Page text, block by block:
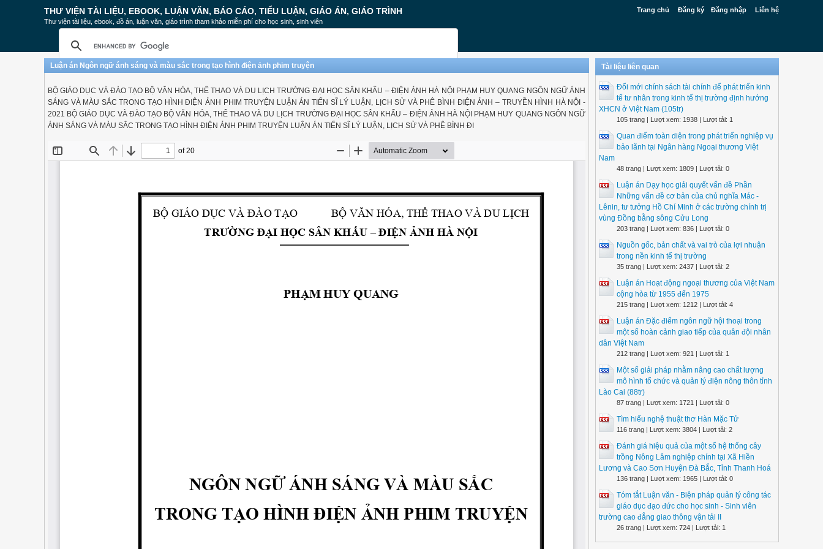
Trang chủ Đăng ký Đăng nhập Liên hệ
THƯ VIỆN TÀI LIỆU, EBOOK, LUẬN VĂN, BÁO CÁO, TIỂU LUẬN, GIÁO ÁN, GIÁO TRÌNH
Thư viện tài liệu, ebook, đồ án, luận văn, giáo trình tham khảo miễn phí cho học sinh, sinh viên
Luận án Ngôn ngữ ánh sáng và màu sắc trong tạo hình điện ảnh phim truyện
BỘ GIÁO DỤC VÀ ĐÀO TẠO BỘ VĂN HÓA, THỂ THAO VÀ DU LỊCH TRƯỜNG ĐẠI HỌC SÂN KHẤU – ĐIỆN ẢNH HÀ NỘI PHẠM HUY QUANG NGÔN NGỮ ÁNH
SÁNG VÀ MÀU SẮC TRONG TẠO HÌNH ĐIỆN ẢNH PHIM TRUYỆN LUẬN ÁN TIẾN SĨ LÝ LUẬN, LỊCH SỬ VÀ PHÊ BÌNH ĐIỆN ẢNH – TRUYỀN HÌNH HÀ NỘI -
2021 BỘ GIÁO DỤC VÀ ĐÀO TẠO BỘ VĂN HÓA, THỂ THAO VÀ DU LỊCH TRƯỜNG ĐẠI HỌC SÂN KHẤU – ĐIỆN ẢNH HÀ NỘI PHẠM HUY QUANG NGÔN NGỮ
ÁNH SÁNG VÀ MÀU SẮC TRONG TẠO HÌNH ĐIỆN ẢNH PHIM TRUYỆN LUẬN ÁN TIẾN SĨ LÝ LUẬN, LỊCH SỬ VÀ PHÊ BÌNH ĐI
Tài liệu liên quan
Đổi mới chính sách tài chính để phát triển kinh
tế tư nhân trong kinh tế thị trường định hướng
XHCN ở Việt Nam (105tr)
105 trang | Lượt xem: 1938 | Lượt tải: 1
Quan điểm toàn diện trong phát triển nghiệp vụ
bảo lãnh tại Ngân hàng Ngoại thương Việt
Nam
48 trang | Lượt xem: 1809 | Lượt tải: 0
Luận án Dạy học giải quyết vấn đề Phần
Những vấn đề cơ bản của chủ nghĩa Mác -
Lênin, tư tưởng Hồ Chí Minh ở các trường chính trị
vùng Đồng bằng sông Cửu Long
203 trang | Lượt xem: 836 | Lượt tải: 0
Nguồn gốc, bản chất và vai trò của lợi nhuận
trong nền kinh tế thị trường
35 trang | Lượt xem: 2437 | Lượt tải: 2
Luận án Hoạt động ngoại thương của Việt Nam
cộng hòa từ 1955 đến 1975
215 trang | Lượt xem: 1212 | Lượt tải: 4
Luận án Đặc điểm ngôn ngữ hội thoại trong
một số hoàn cảnh giao tiếp của quân đội nhân
dân Việt Nam
212 trang | Lượt xem: 921 | Lượt tải: 1
Một số giải pháp nhằm nâng cao chất lượng
mô hình tổ chức và quản lý điện nông thôn tỉnh
Lào Cai (88tr)
87 trang | Lượt xem: 1721 | Lượt tải: 0
Tìm hiểu nghệ thuật thơ Hàn Mặc Tử
116 trang | Lượt xem: 3804 | Lượt tải: 2
Đánh giá hiệu quả của một số hệ thống cây
trồng Nông Lâm nghiệp chính tại Xã Hiền
Lương và Cao Sơn Huyện Đà Bắc, Tỉnh Thanh Hoá
136 trang | Lượt xem: 1965 | Lượt tải: 0
Tóm tắt Luận văn - Biện pháp quản lý công tác
giáo dục đạo đức cho học sinh - Sinh viên
trường cao đẳng giao thông vận tải II
26 trang | Lượt xem: 724 | Lượt tải: 1